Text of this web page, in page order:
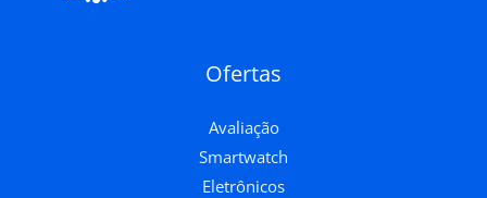
Ofertas
Avaliação
Smartwatch
Eletrônicos